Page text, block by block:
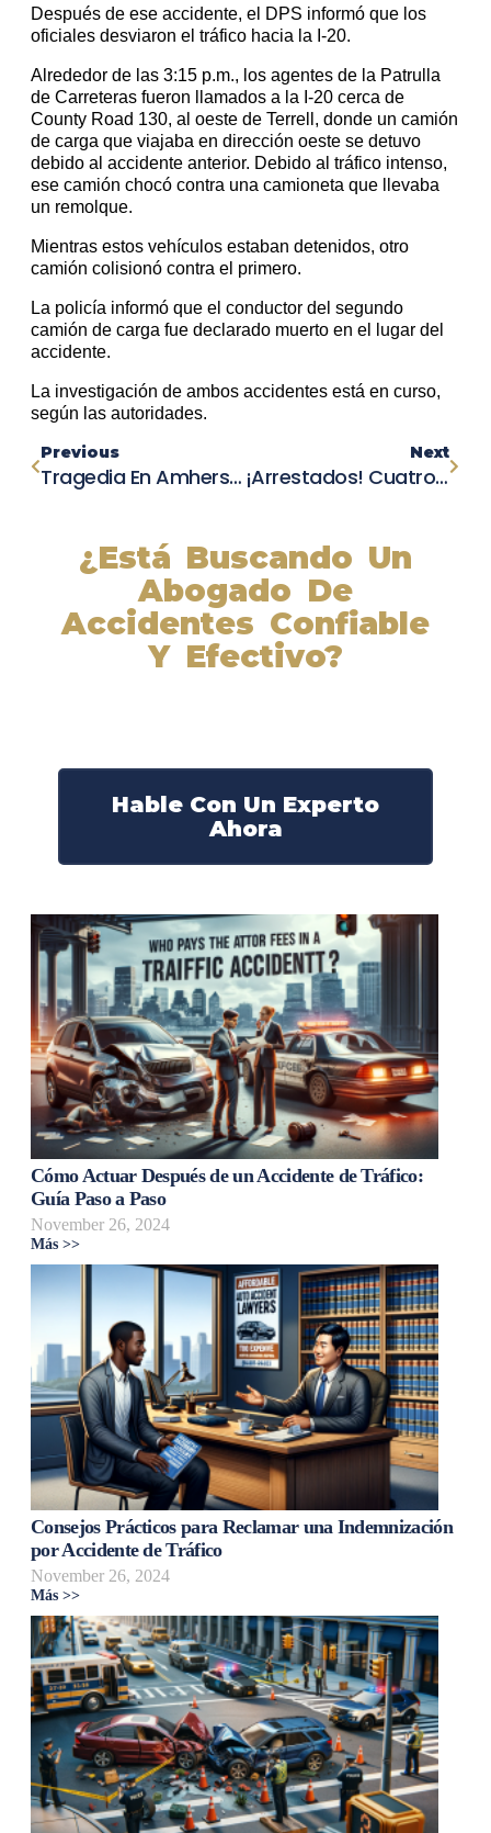
Después de ese accidente, el DPS informó que los
oficiales desviaron el tráfico hacia la I-20.
Alrededor de las 3:15 p.m., los agentes de la Patrulla
de Carreteras fueron llamados a la I-20 cerca de
County Road 130, al oeste de Terrell, donde un camión
de carga que viajaba en dirección oeste se detuvo
debido al accidente anterior. Debido al tráfico intenso,
ese camión chocó contra una camioneta que llevaba
un remolque.
Mientras estos vehículos estaban detenidos, otro
camión colisionó contra el primero.
La policía informó que el conductor del segundo
camión de carga fue declarado muerto en el lugar del
accidente.
La investigación de ambos accidentes está en curso,
según las autoridades.
Previous
Tragedia En Amherst: Joven De 20 Años Muere En Un Mortal Accidente De Moto
Next
¡Arrestados! Cuatro Sospechosos Capturados Tras Intensa Persecución Y Colisión En St. Louis County
¿Está Buscando Un
Abogado De
Accidentes Confiable
Y Efectivo?
Hable Con Un Experto
Ahora
Cómo Actuar Después de un Accidente de Tráfico:
Guía Paso a Paso
November 26, 2024
Más >>
Consejos Prácticos para Reclamar una Indemnización
por Accidente de Tráfico
November 26, 2024
Más >>